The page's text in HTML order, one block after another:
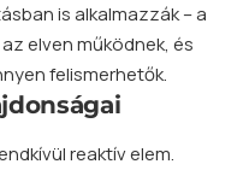
is alkalmazzák – a
elven működnek, és
felismerhetők.
reaktív elem.